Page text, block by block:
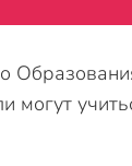
могут